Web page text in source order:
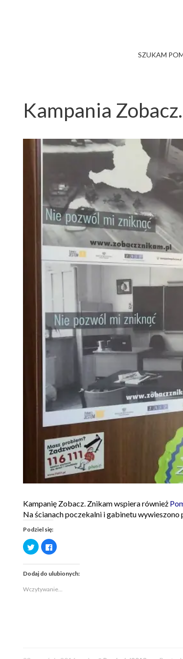
SZUKAM
Kampania
Kampanię Zobacz. Znikam wspiera również
Na ścianach poczekalni i gabinetu
Podziel się:
Udostępnij
na
Twitterze(Otwiera
się
nowym
Kliknij,
aby
na
się
nowym
oknie)
Dodaj do ulubionych:
Wczytywanie...